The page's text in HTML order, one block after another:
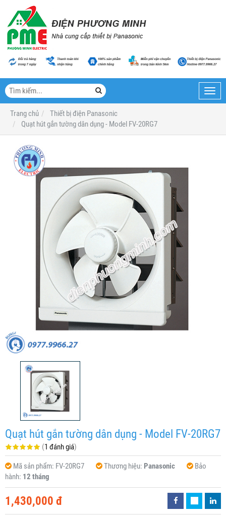
Trang chủ
Thiết bị điện Panasonic
Quạt hút gắn tường dân dụng - Model FV-20RG7
Quạt hút gắn tường dân dụng - Model FV-20RG7
(1 đánh giá)
Mã sản phẩm: FV-20RG7 Thương hiệu: Panasonic
Bảo
hành: 12 tháng
1,430,000 đ